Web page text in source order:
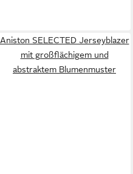
Aniston SELECTED Jerseyblazer
mit großflächigem und
abstraktem Blumenmuster